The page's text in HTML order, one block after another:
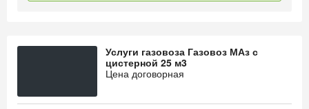
Услуги газовоза Газовоз МАз с
цистерной 25 м3
Цена договорная